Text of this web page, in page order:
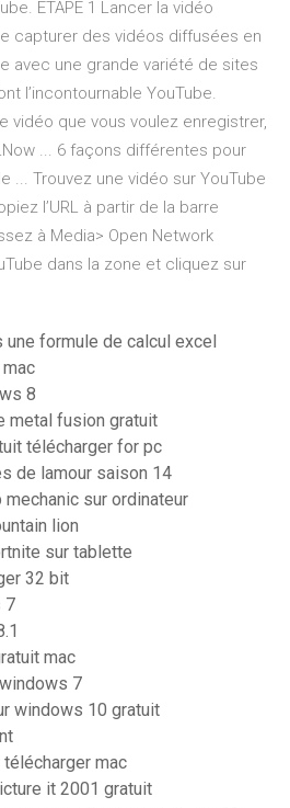
ETAPE 1 Lancer la vidéo
capturer des vidéos diffusées en
avec une grande variété de sites
l’incontournable YouTube.
vidéo que vous voulez enregistrer,
... 6 façons différentes pour
... Trouvez une vidéo sur YouTube
l’URL à partir de la barre
à Media> Open Network
dans la zone et cliquez sur
une formule de calcul excel
8
metal fusion gratuit
télécharger for pc
de lamour saison 14
sur ordinateur
lion
sur tablette
32 bit
7
mac
7
windows 10 gratuit
mac
it 2001 gratuit